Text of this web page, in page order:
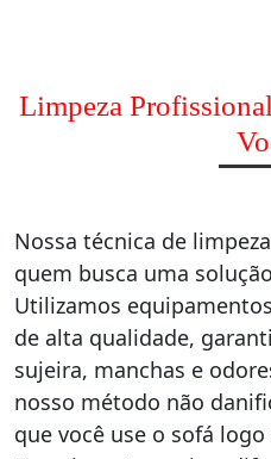
Limpeza
Nossa técnica de
quem busca uma
Utilizamos
de alta qualidade,
sujeira, manchas e
nosso método não
que você use o sofá